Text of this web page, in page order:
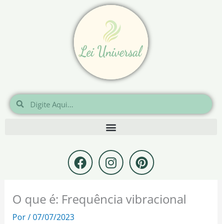
Pesquisar
Pesquisar
F
a
c
e
b
I
n
s
t
a
P
i
n
t
e
O que é: Frequência vibracional
Por/07/07/2023